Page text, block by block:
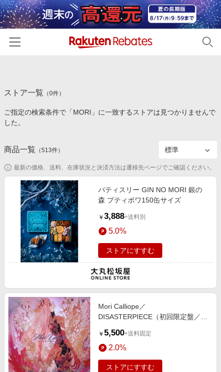
カテゴリー一覧
百貨店・総合ECモール
食品・スイーツ・お酒
コスメ・健康・医薬品
キッズ・ベビー用品
家電・PC・スマホ・カメラ
エンタメ
スポーツ・アウトドア・ゴルフ
インテリア・寝具
旅行・レジャー・ホテル予約
生活・お役立ち
金融・マネー・保険
デジタルコンテンツ
ビジネス・その他サービス
イベント一覧
初回購入者限定特典
対象ストア新規限定特典
新着ストアのご紹介
電子書籍特集
楽天ペイ導入ストア
楽天サービス特集
旅行特集
わくわく夏特集
Apple公式サイト×楽天カード分割払い
Qoo10メガポ
Samsung ボーナスキャンペーン
週末の高還元 夏の長期版
楽天IDでログイン/会員登録
ストア一覧 （0件）
ご指定の検索条件で「MORI」に一致するストアは見つかりませんで
した。
商品一覧 （513件）
最新の価格、送料、在庫状況と決済方法は遷移先ページでご確認ください。
パティスリー GIN NO MORI 銀の
森 プティボワ150缶サイズ
￥ 3,888+送料別
5.0%
ストアにすすむ
Mori Calliope／
DISASTERPIECE（初回限定盤／
￥ 5,500+送料固定
2.0%
ストアにすすむ